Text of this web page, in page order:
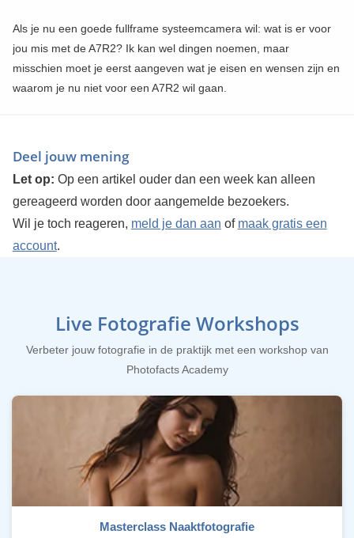
Als je nu een goede fullframe systeemcamera wil: wat is er voor
jou mis met de A7R2? Ik kan wel dingen noemen, maar
misschien moet je eerst aangeven wat je eisen en wensen zijn en
waarom je nu niet voor een A7R2 wil gaan.
Deel jouw mening
Let op: Op een artikel ouder dan een week kan alleen
gereageerd worden door aangemelde bezoekers.
Wil je toch reageren, meld je dan aan of maak gratis een
account.
Live Fotografie Workshops
Verbeter jouw fotografie in de praktijk met een workshop van
Photofacts Academy
Masterclass Naaktfotografie